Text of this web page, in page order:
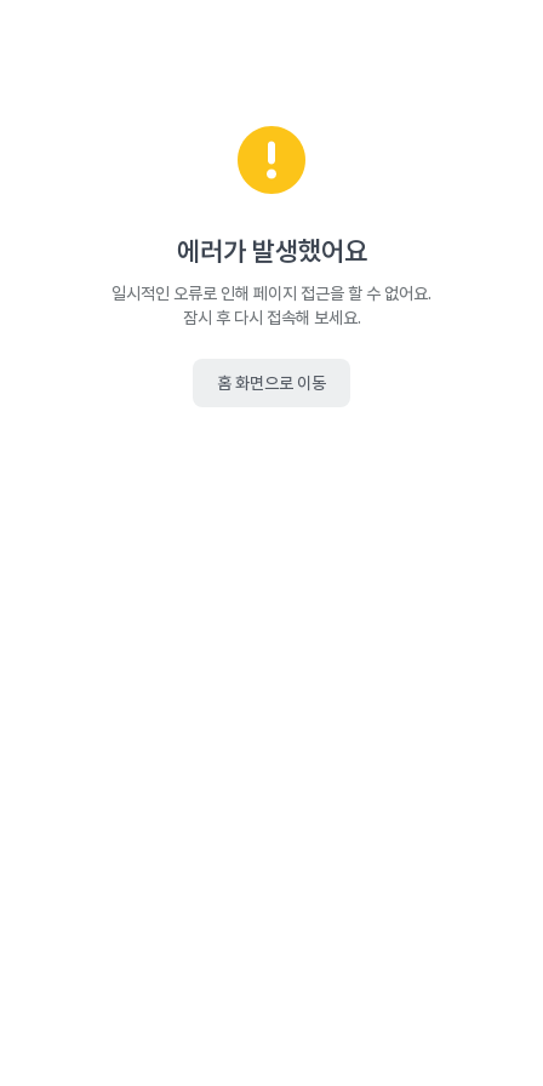
에러가 발생했어요
일시적인 오류로 인해 페이지 접근을 할 수 없어요.
잠시 후 다시 접속해 보세요.
홈 화면으로 이동